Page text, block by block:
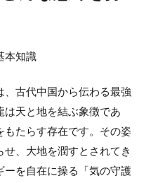
本知識
、古代中国から伝わる最強
天と地を結ぶ象徴であ
もたらす存在です。その姿
、大地を潤すとされてき
ーを自在に操る「気の守護